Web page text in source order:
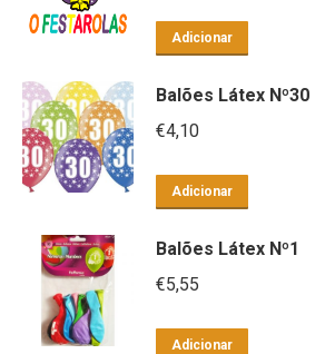
Adicionar
Balões Látex Nº30
€4,10
Adicionar
Balões Látex Nº1
€5,55
Adicionar